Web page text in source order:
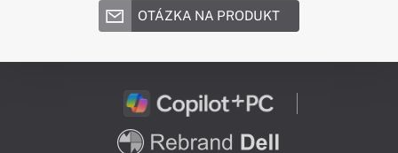
OTÁZKA NA PRODUKT